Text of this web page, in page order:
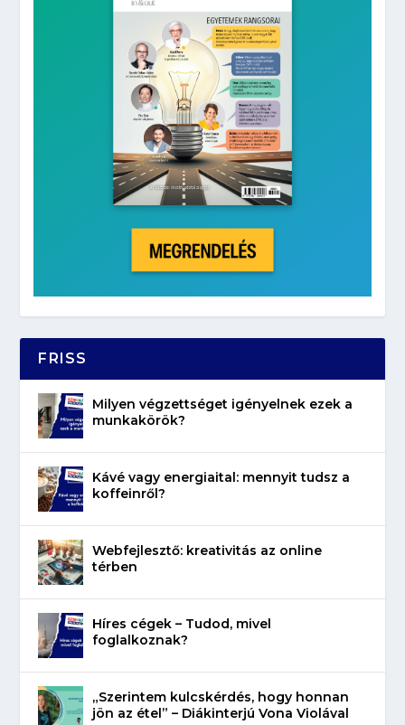
FRISS
Milyen végzettséget igényelnek ezek a
munkakörök?
Kávé vagy energiaital: mennyit tudsz a
koffeinről?
Webfejlesztő: kreativitás az online
térben
Híres cégek – Tudod, mivel
foglalkoznak?
„Szerintem kulcskérdés, hogy honnan
jön az étel” – Diákinterjú Vona Violával